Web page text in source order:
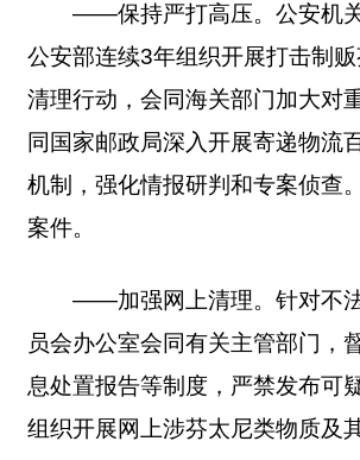
——保持严打高压。公安机
公安部连续3年组织开展打击制
清理行动，会同海关部门加大对
同国家邮政局深入开展寄递物流
机制，强化情报研判和专案侦查
案件。
——加强网上清理。针对不
员会办公室会同有关主管部门，
息处置报告等制度，严禁发布可
组织开展网上涉芬太尼类物质及